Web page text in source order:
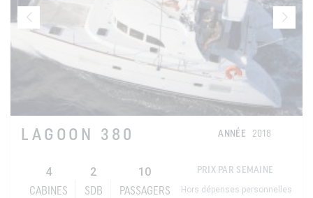
LAGOON 380 ANNÉE 2018
4
CABINES
2
SDB
10
PASSAGERS
PRIX PAR SEMAINE
Hors dépenses personnelles